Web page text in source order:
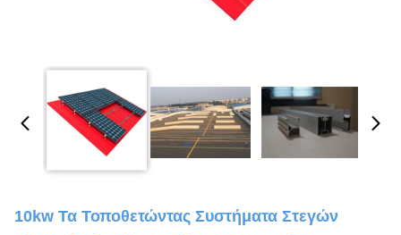
10kw Τα Τοποθετώντας Συστήματα Στεγών